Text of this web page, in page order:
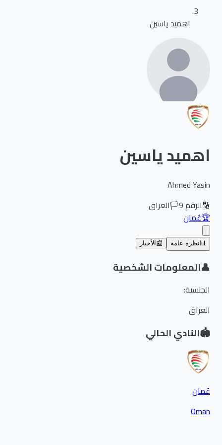
اهميد ياسين
اهميد ياسين
Ahmed Yasin
الرقم9
🏳️العراق
عُمان
نظرة عامة 📰 الأخبار
المعلومات الشخصية
الجنسية:
العراق
النادي الحالي
عُمان
Oman